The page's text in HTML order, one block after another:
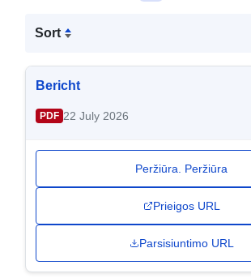
Sort
Bericht
PDF 22 July 2026
Peržiūra. Peržiūra
Prieigos URL
Parsisiuntimo URL